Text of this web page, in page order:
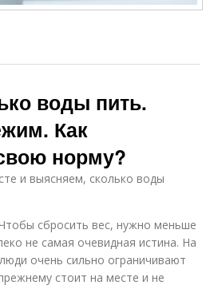
воды пить.
Как
норму?
и выясняем, сколько воды
сбросить вес, нужно меньше
не самая очевидная истина. На
очень сильно ограничивают
стоит на месте и не